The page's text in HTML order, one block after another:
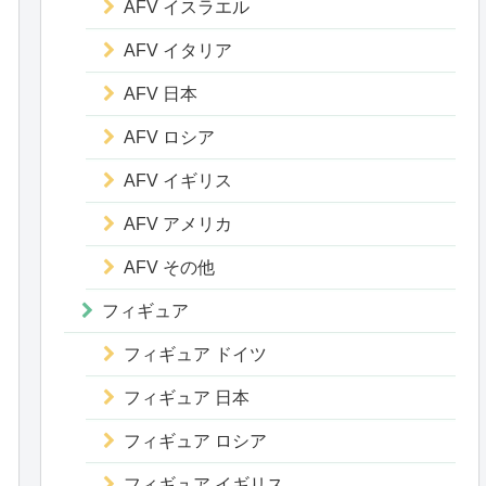
AFV イスラエル
AFV イタリア
AFV 日本
AFV ロシア
AFV イギリス
AFV アメリカ
AFV その他
フィギュア
フィギュア ドイツ
フィギュア 日本
フィギュア ロシア